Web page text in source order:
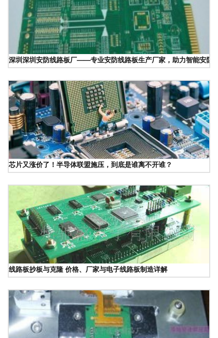
深圳深圳安防线路板厂——专业安防线路板生产厂家，助力智能安防
芯片又涨价了！半导体联盟施压，到底是谁离不开谁？
线路板抄板与克隆 价格、厂家与电子线路板制造详解